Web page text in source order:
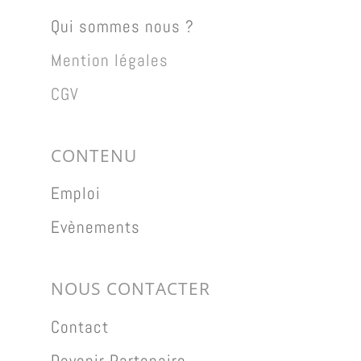
Qui sommes nous ?
Mention légales
CGV
CONTENU
Emploi
Evènements
NOUS CONTACTER
Contact